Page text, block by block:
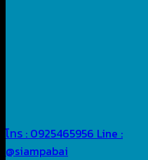
โทร : 0925465956 Line :
@siampabai